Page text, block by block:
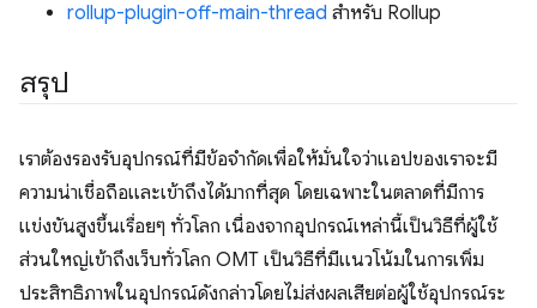
rollup-plugin-off-main-thread สำหรับ Rollup
สรุป
เราต้องรองรับอุปกรณ์ที่มีข้อจำกัดเพื่อให้มั่นใจว่าแอปของเราจะมี
ความน่าเชื่อถือและเข้าถึงได้มากที่สุด โดยเฉพาะในตลาดที่มีการ
แข่งขันสูงขึ้นเรื่อยๆ ทั่วโลก เนื่องจากอุปกรณ์เหล่านี้เป็นวิธีที่ผู้ใช้
ส่วนใหญ่เข้าถึงเว็บทั่วโลก OMT เป็นวิธีที่มีแนวโน้มในการเพิ่ม
ประสิทธิภาพในอุปกรณ์ดังกล่าวโดยไม่ส่งผลเสียต่อผู้ใช้อุปกรณ์ระ